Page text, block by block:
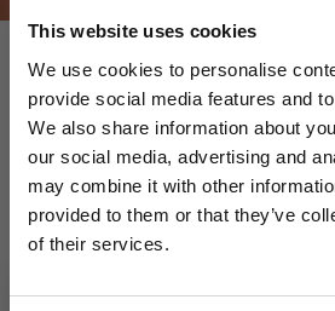
This website uses cookies
We use cookies to personalise
provide social media features and
We also share information about
our social media, advertising and
may combine it with other
provided to them or that they’ve
of their services.